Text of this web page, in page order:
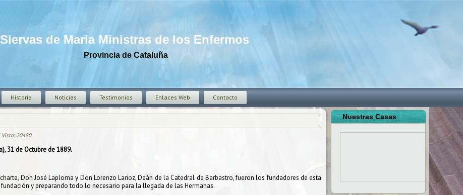
Siervas de Maria Ministras de los Enfermos
Provincia de Cataluña
Historia Noticias Testimonios Enlaces Web Contacto
Visto: 20480
31 de Octubre de 1889.
Don José Laploma y Don Lorenzo Larioz, Deán de la Catedral de Barbastro, fueron los fundadores de esta
y preparando todo lo necesario para la llegada de las Hermanas.
Nuestras Casas